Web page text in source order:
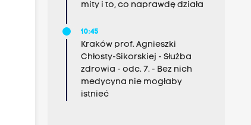
mity i to, co naprawdę działa
10:45
Kraków prof. Agnieszki
Chłosty-Sikorskiej - Służba
zdrowia - odc. 7. - Bez nich
medycyna nie mogłaby
istnieć